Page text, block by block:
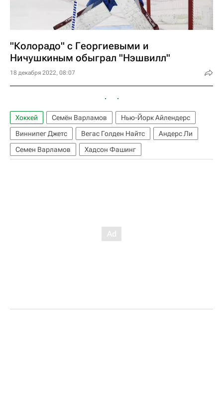
"Колорадо" с Георгиевыми и
Ничушкиным обыграл "Нэшвилл"
18 декабря 2022, 08:07
Хоккей Семён Варламов
Нью-Йорк Айлендерс
Виннипег Джетс
Вегас Голден Найтс
Андерс Ли
Семен Варламов
Хадсон Фашинг